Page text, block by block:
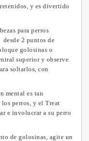
y es divertido
para perros
2 puntos de
golosinas o
superior y observe
soltarlos, con
mental es tan
perros, y el Treat
e involucrar a su perro
de golosinas, agite un